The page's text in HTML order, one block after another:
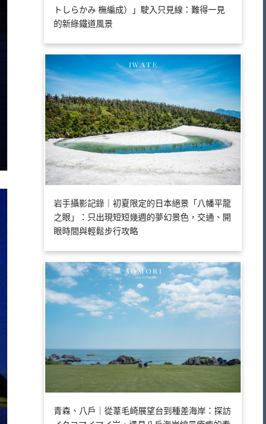
トしらかみ 橅編成）」駛入只見線：難得一見
的新綠鐵道風景
岩手攝影記錄｜初夏限定的日本絕景「八幡平龍
之眼」：只出現短短幾週的夢幻景色，交通、開
眼時間與輕鬆步行攻略
青森、八戶｜從葦毛崎展望台到種差海岸：探訪